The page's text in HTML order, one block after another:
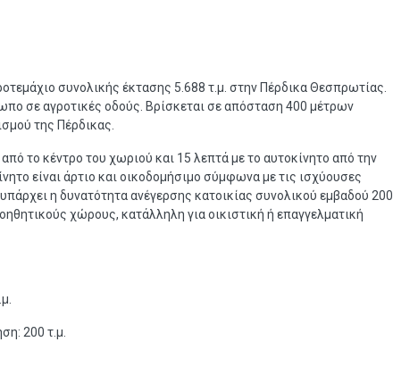
συνολικής έκτασης 5.688 τ.μ. στην Πέρδικα Θεσπρωτίας.
σε αγροτικές οδούς. Bρίσκεται σε απόσταση 400 μέτρων
της Πέρδικας.
το κέντρο του χωριού και 15 λεπτά με το αυτοκίνητο από την
είναι άρτιο και οικοδομήσιμο σύμφωνα με τις ισχύουσες
η δυνατότητα ανέγερσης κατοικίας συνολικού εμβαδού 200
χώρους, κατάλληλη για οικιστική ή επαγγελματική
200 τ.μ.